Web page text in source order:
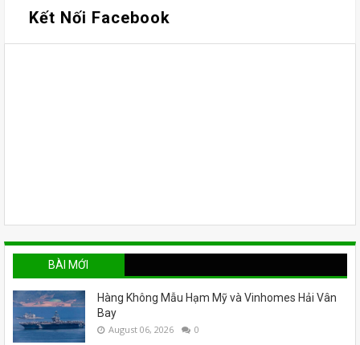
Kết Nối Facebook
BÀI MỚI
Hàng Không Mẫu Hạm Mỹ và Vinhomes Hải Vân
Bay
August 06, 2026 0